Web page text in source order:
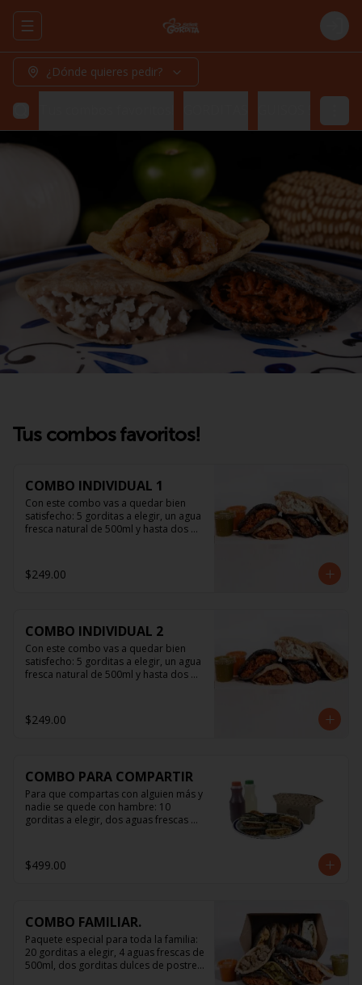
Abrir menu de navegación Login
¿Dónde quieres pedir?
Tus combos favoritos!
COMBO INDIVIDUAL 1
Con este combo vas a quedar bien
satisfecho: 5 gorditas a elegir, un agua
fresca natural de 500ml y hasta dos
$249.00
COMBO INDIVIDUAL 2
Con este combo vas a quedar bien
satisfecho: 5 gorditas a elegir, un agua
fresca natural de 500ml y hasta dos
$249.00
COMBO PARA COMPARTIR
Para que compartas con alguien más y
nadie se quede con hambre: 10
gorditas a elegir, dos aguas frescas
$499.00
COMBO FAMILIAR.
Paquete especial para toda la familia:
20 gorditas a elegir, 4 aguas frescas de
500ml, dos gorditas dulces de postre,